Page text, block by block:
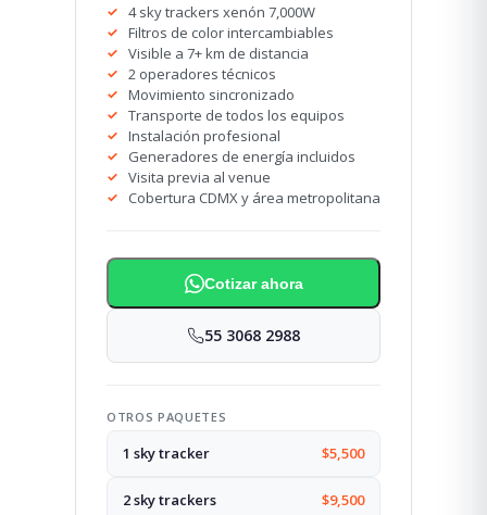
4 sky trackers xenón 7,000W
Filtros de color intercambiables
Visible a 7+ km de distancia
2 operadores técnicos
Movimiento sincronizado
Transporte de todos los equipos
Instalación profesional
Generadores de energía incluidos
Visita previa al venue
Cobertura CDMX y área metropolitana
Cotizar ahora
55 3068 2988
OTROS PAQUETES
1 sky tracker $5,500
2 sky trackers $9,500